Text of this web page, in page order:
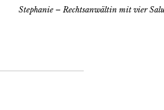
Stephanie – Rechtsanwältin mit vier